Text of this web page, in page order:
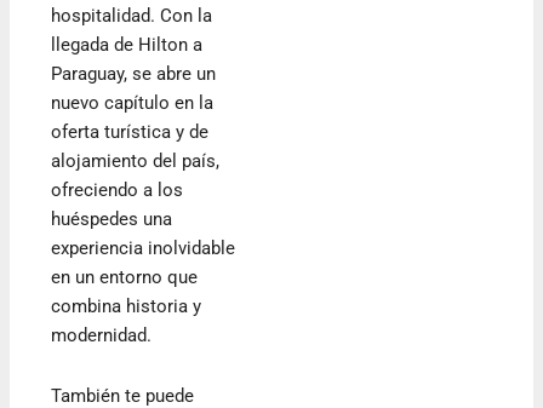
hospitalidad. Con la
llegada de Hilton a
Paraguay, se abre un
nuevo capítulo en la
oferta turística y de
alojamiento del país,
ofreciendo a los
huéspedes una
experiencia inolvidable
en un entorno que
combina historia y
modernidad.
También te puede